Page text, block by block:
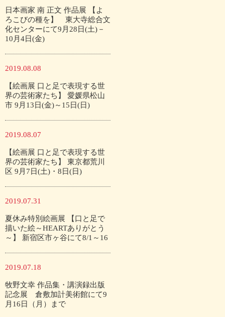
日本画家 南 正文 作品展 【よ
ろこびの種を】 東大寺総合文
化センターにて9月28日(土)－
10月4日(金)
2019.08.08
【絵画展 口と足で表現する世
界の芸術家たち】 愛媛県松山
市 9月13日(金)～15日(日)
2019.08.07
【絵画展 口と足で表現する世
界の芸術家たち】 東京都荒川
区 9月7日(土)・8日(日)
2019.07.31
夏休み特別絵画展 【口と足で
描いた絵～HEARTありがとう
～】 新宿区市ヶ谷にて8/1～16
2019.07.18
牧野文幸 作品集・講演録出版
記念展 倉敷加計美術館にて9
月16日（月）まで